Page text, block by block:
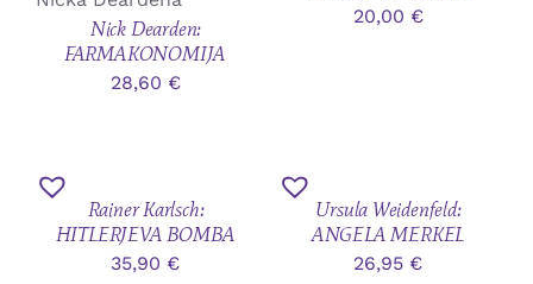
DODAJ V KOŠARICO
PODROBNOSTI
Nick Dearden:
FARMAKONOMIJA
28,60 €
PODROBNOSTI
20,00 €
V
KOŠARICO
PODROBNOSTI
Rainer Karlsch:
HITLERJEVA BOMBA
35,90 €
V
KOŠARICO
PODROBNOSTI
Ursula Weidenfeld:
ANGELA MERKEL
26,95 €